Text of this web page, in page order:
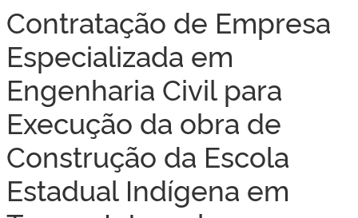
Contratação de Empresa
Especializada em
Engenharia Civil para
Execução da obra de
Construção da Escola
Estadual Indígena em